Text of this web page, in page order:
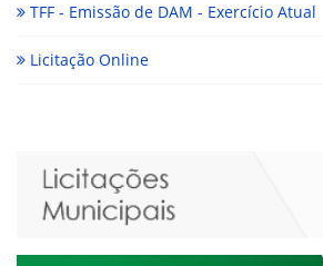
TFF - Emissão de DAM - Exercício Atual
Licitação Online